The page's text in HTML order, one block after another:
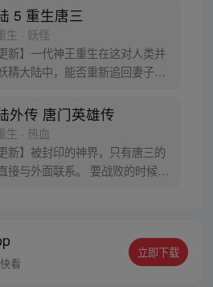
其带回研究所进行孵化。蛋孵化
孵出来的是一个婴儿，一个和人
的孩子；与此同时，联邦研究所
名银色长发女子，而一名蓝发青
被人发现
5 重生唐三
生 · 妖怪
新】一代神王重生在这对人类并
精大陆中，能否重新追回妻子。
代神王至情追妻之旅，斗罗大陆
生唐三!
外传 唐门英雄传
生 · 热血
新】被封印的神界，只有唐三的
接与外面联系。 要战败的时候，
看
立即下载